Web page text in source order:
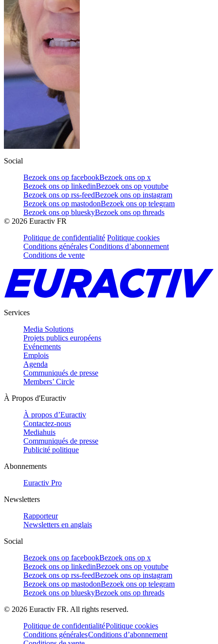
Social
Bezoek ons op facebookBezoek ons op x
Bezoek ons op linkedinBezoek ons op youtube
Bezoek ons op rss-feedBezoek ons op instagram
Bezoek ons op mastodonBezoek ons op telegram
Bezoek ons op blueskyBezoek ons op threads
© 2026 Euractiv FR
Politique de confidentialité Politique cookies
Conditions générales Conditions d’abonnement
Conditions de vente
Services
Media Solutions
Projets publics européens
Evénements
Emplois
Agenda
Communiqués de presse
Members’ Circle
À Propos d'Euractiv
À propos d’Euractiv
Contactez-nous
Mediahuis
Communiqués de presse
Publicité politique
Abonnements
Euractiv Pro
Newsletters
Rapporteur
Newsletters en anglais
Social
Bezoek ons op facebookBezoek ons op x
Bezoek ons op linkedinBezoek ons op youtube
Bezoek ons op rss-feedBezoek ons op instagram
Bezoek ons op mastodonBezoek ons op telegram
Bezoek ons op blueskyBezoek ons op threads
© 2026 Euractiv FR. All rights reserved.
Politique de confidentialitéPolitique cookies
Conditions généralesConditions d’abonnement